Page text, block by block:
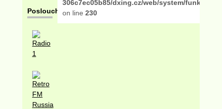
Posloucháme
306c7ec05b85/dxing.cz/web/system/
on line230